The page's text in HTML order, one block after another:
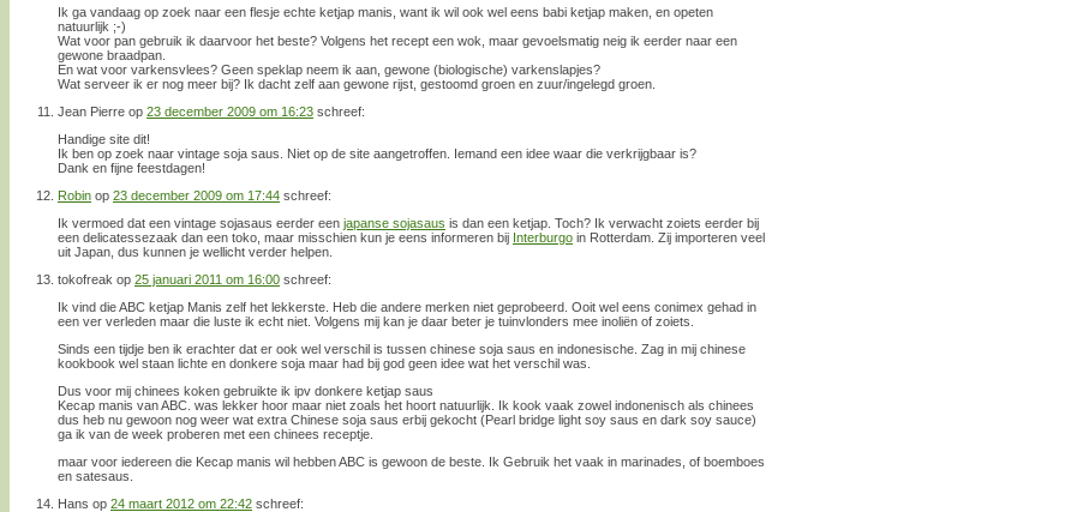
Ik ga vandaag op zoek naar een flesje echte ketjap manis, want ik wil ook wel eens babi ketjap maken, en opeten
natuurlijk ;-)
Wat voor pan gebruik ik daarvoor het beste? Volgens het recept een wok, maar gevoelsmatig neig ik eerder naar een
gewone braadpan.
En wat voor varkensvlees? Geen speklap neem ik aan, gewone (biologische) varkenslapjes?
Wat serveer ik er nog meer bij? Ik dacht zelf aan gewone rijst, gestoomd groen en zuur/ingelegd groen.
Jean Pierre op 23 december 2009 om 16:23 schreef:
Handige site dit!
Ik ben op zoek naar vintage soja saus. Niet op de site aangetroffen. Iemand een idee waar die verkrijgbaar is?
Dank en fijne feestdagen!
Robin op 23 december 2009 om 17:44 schreef:
Ik vermoed dat een vintage sojasaus eerder een japanse sojasaus is dan een ketjap. Toch? Ik verwacht zoiets eerder bij
een delicatessezaak dan een toko, maar misschien kun je eens informeren bij Interburgo in Rotterdam. Zij importeren veel
uit Japan, dus kunnen je wellicht verder helpen.
tokofreak op 25 januari 2011 om 16:00 schreef:
Ik vind die ABC ketjap Manis zelf het lekkerste. Heb die andere merken niet geprobeerd. Ooit wel eens conimex gehad in
een ver verleden maar die luste ik echt niet. Volgens mij kan je daar beter je tuinvlonders mee inoliën of zoiets.
Sinds een tijdje ben ik erachter dat er ook wel verschil is tussen chinese soja saus en indonesische. Zag in mij chinese
kookbook wel staan lichte en donkere soja maar had bij god geen idee wat het verschil was.
Dus voor mij chinees koken gebruikte ik ipv donkere ketjap saus
Kecap manis van ABC. was lekker hoor maar niet zoals het hoort natuurlijk. Ik kook vaak zowel indonenisch als chinees
dus heb nu gewoon nog weer wat extra Chinese soja saus erbij gekocht (Pearl bridge light soy saus en dark soy sauce)
ga ik van de week proberen met een chinees receptje.
maar voor iedereen die Kecap manis wil hebben ABC is gewoon de beste. Ik Gebruik het vaak in marinades, of boemboes
en satesaus.
Hans op 24 maart 2012 om 22:42 schreef: